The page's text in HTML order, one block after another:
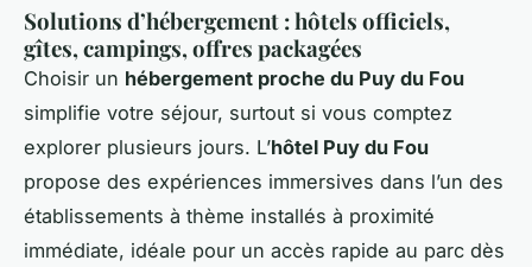
Solutions d’hébergement : hôtels officiels,
gîtes, campings, offres packagées
Choisir un hébergement proche du Puy du Fou
simplifie votre séjour, surtout si vous comptez
explorer plusieurs jours. L’hôtel Puy du Fou
propose des expériences immersives dans l’un des
établissements à thème installés à proximité
immédiate, idéale pour un accès rapide au parc dès